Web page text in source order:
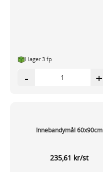
I lager 3 fp
- +
Innebandymål 60x90cm
235,61 kr/st